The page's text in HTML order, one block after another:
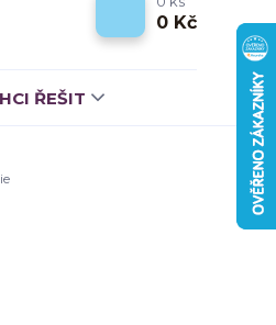
0 Kč
ŘEŠIT